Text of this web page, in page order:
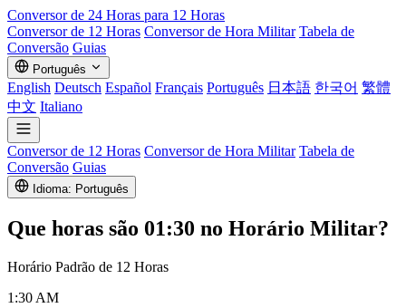
Conversor de 24 Horas para 12 Horas
Conversor de 12 Horas Conversor de Hora Militar Tabela de
Conversão Guias
Português
English Deutsch Español Français Português 日本語 한국어 繁體
中文 Italiano
Conversor de 12 Horas Conversor de Hora Militar Tabela de
Conversão Guias
Idioma: Português
Que horas são 01:30 no Horário Militar?
Horário Padrão de 12 Horas
1:30 AM